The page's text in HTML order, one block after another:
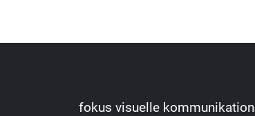
fokus visuelle kommunikation